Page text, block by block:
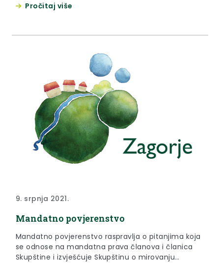
predlaže Skupštini provođenje potrebnih mjera i
Pročitaj više
9. srpnja 2021.
Mandatno povjerenstvo
Mandatno povjerenstvo raspravlja o pitanjima koja
se odnose na mandatna prava članova i članica
Skupštine i izvješćuje Skupštinu o mirovanju